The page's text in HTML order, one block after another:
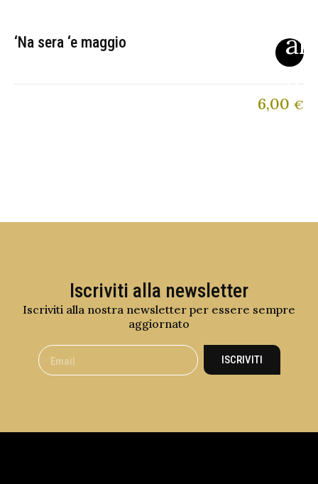
‘Na sera ‘e maggio
6,00 €
Iscriviti alla newsletter
Iscriviti alla nostra newsletter per essere sempre
aggiornato
ISCRIVITI